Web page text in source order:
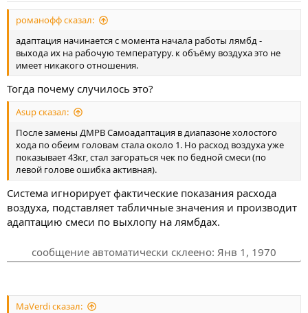
романофф сказал:
адаптация начинается с момента начала работы лямбд -
выхода их на рабочую температуру. к объёму воздуха это не
имеет никакого отношения.
Тогда почему случилось это?
Asup сказал:
После замены ДМРВ Самоадаптация в диапазоне холостого
хода по обеим головам стала около 1. Но расход воздуха уже
показывает 43кг, стал загораться чек по бедной смеси (по
левой голове ошибка активная).
Система игнорирует фактические показания расхода
воздуха, подставляет табличные значения и производит
адаптацию смеси по выхлопу на лямбдах.
сообщение автоматически склеено: Янв 1, 1970
MaVerdi сказал: